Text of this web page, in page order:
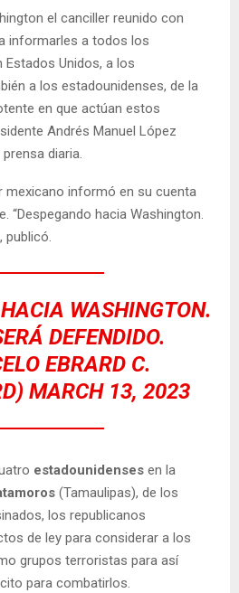
el canciller reunido con
informarles a todos los
Estados Unidos, a los
a los estadounidenses, de la
en que actúan estos
Andrés Manuel López
diaria.
mexicano informó en su cuenta
“Despegando hacia Washington.
publicó.
WASHINGTON.
DEFENDIDO.
EBRARD C.
MARCH 13, 2023
estadounidenses en la
(Tamaulipas), de los
los republicanos
de ley para considerar a los
grupos terroristas para así
para combatirlos.